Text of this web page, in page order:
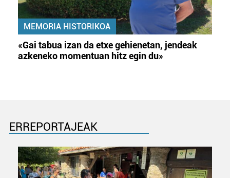
MEMORIA HISTORIKOA
«Gai tabua izan da etxe gehienetan, jendeak
azkeneko momentuan hitz egin du»
ERREPORTAJEAK